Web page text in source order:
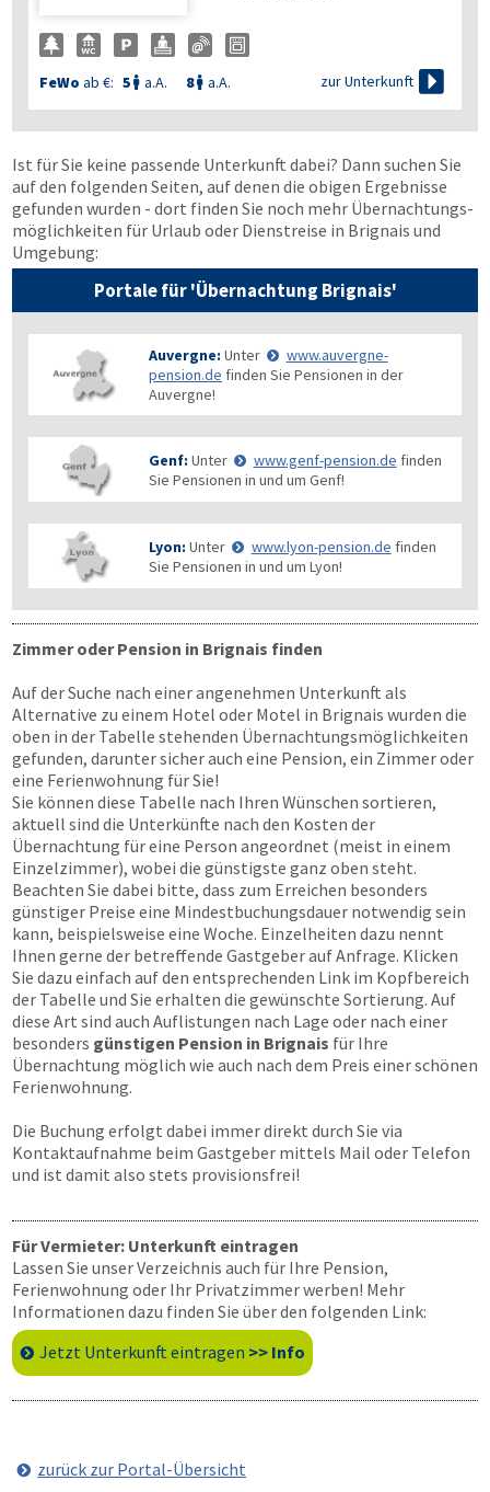
FeWo ab €: 5  a.A. 8 a.A. zur Unterkunft 
Ist für Sie keine passende Unterkunft dabei? Dann suchen Sie
auf den folgenden Seiten, auf denen die obigen Ergebnisse
gefunden wurden - dort finden Sie noch mehr Übernachtungs­
möglichkeiten für Urlaub oder Dienstreise in Brignais und
Umgebung:
Portale für 'Übernachtung Brignais'
Auvergne: Unter
www.auvergne-
pension.de finden Sie Pensionen in der
Auvergne!
Genf: Unter www.genf-pension.de finden
Sie Pensionen in und um Genf!
Lyon: Unter www.lyon-pension.de finden
Sie Pensionen in und um Lyon!
Zimmer oder Pension in Brignais finden
Auf der Suche nach einer angenehmen Unterkunft als
Alternative zu einem Hotel oder Motel in Brignais wurden die
oben in der Tabelle stehenden Übernachtungs­möglichkeiten
gefunden, darunter sicher auch eine Pension, ein Zimmer oder
eine Ferienwohnung für Sie!
Sie können diese Tabelle nach Ihren Wünschen sortieren,
aktuell sind die Unterkünfte nach den Kosten der
Übernachtung für eine Person angeordnet (meist in einem
Einzelzimmer), wobei die günstigste ganz oben steht.
Beachten Sie dabei bitte, dass zum Erreichen besonders
günstiger Preise eine Mindestbuchungsdauer notwendig sein
kann, beispielsweise eine Woche. Einzelheiten dazu nennt
Ihnen gerne der betreffende Gastgeber auf Anfrage. Klicken
Sie dazu einfach auf den entsprechenden Link im Kopfbereich
der Tabelle und Sie erhalten die gewünschte Sortierung. Auf
diese Art sind auch Auflistungen nach Lage oder nach einer
besonders günstigen Pension in Brignais für Ihre
Übernachtung möglich wie auch nach dem Preis einer schönen
Ferienwohnung.
Die Buchung erfolgt dabei immer direkt durch Sie via
Kontaktaufnahme beim Gastgeber mittels Mail oder Telefon
und ist damit also stets provisionsfrei!
Für Vermieter: Unterkunft eintragen
Lassen Sie unser Verzeichnis auch für Ihre Pension,
Ferienwohnung oder Ihr Privatzimmer werben! Mehr
Informationen dazu finden Sie über den folgenden Link:
Jetzt Unterkunft eintragen >> Info
zurück zur Portal-Übersicht